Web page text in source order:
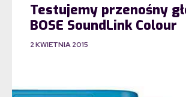
Testujemy przenośny
BOSE SoundLink Colour
2 KWIETNIA 2015